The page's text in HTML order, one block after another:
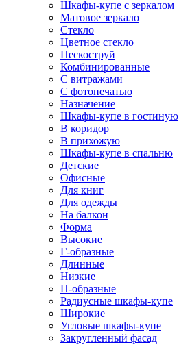
Шкафы-купе с зеркалом
Матовое зеркало
Стекло
Цветное стекло
Пескоструй
Комбинированные
С витражами
С фотопечатью
Назначение
Шкафы-купе в гостиную
В коридор
В прихожую
Шкафы-купе в спальню
Детские
Офисные
Для книг
Для одежды
На балкон
Форма
Высокие
Г-образные
Длинные
Низкие
П-образные
Радиусные шкафы-купе
Широкие
Угловые шкафы-купе
Закругленный фасад